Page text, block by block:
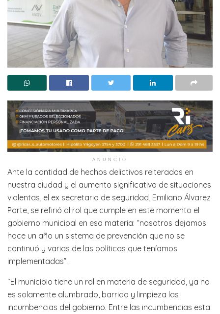
ANUNCIO
Ante la cantidad de hechos delictivos reiterados en
nuestra ciudad y el aumento significativo de situaciones
violentas, el ex secretario de seguridad, Emiliano Álvarez
Porte, se refirió al rol que cumple en este momento el
gobierno municipal en esa materia: “nosotros dejamos
hace un año un sistema de prevención que no se
continuó y varias de las políticas que teníamos
implementadas”.
“El municipio tiene un rol en materia de seguridad, ya no
es solamente alumbrado, barrido y limpieza las
incumbencias del gobierno. Entre las incumbencias esta